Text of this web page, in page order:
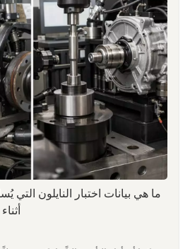
ما هي بيانات اختبار النايلون